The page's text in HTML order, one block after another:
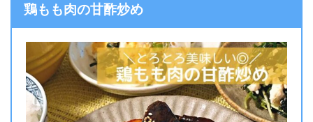
鶏もも肉の甘酢炒め